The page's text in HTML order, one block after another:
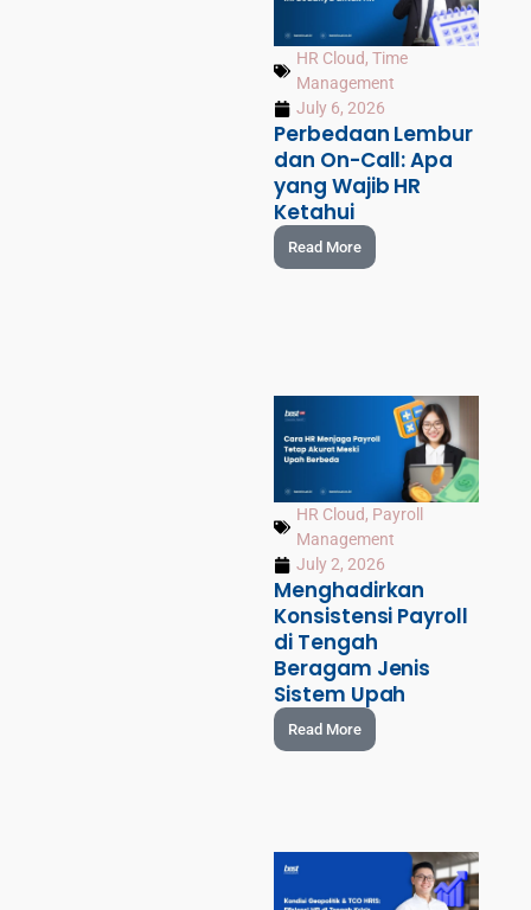
HR Cloud,Time
Management
July 6, 2026
Perbedaan Lembur
dan On-Call: Apa
yang Wajib HR
Ketahui
Read More
HR Cloud, Payroll
Management
July 2, 2026
Menghadirkan
Konsistensi Payroll
di Tengah
Beragam Jenis
Sistem Upah
Read More